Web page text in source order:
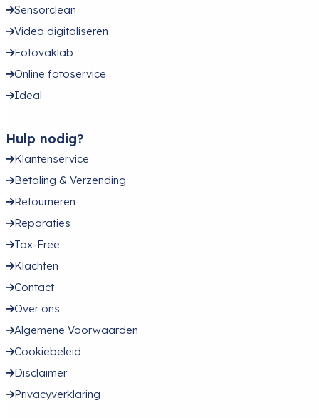
Sensorclean
Video digitaliseren
Fotovaklab
Online fotoservice
Ideal
Hulp nodig?
Klantenservice
Betaling & Verzending
Retourneren
Reparaties
Tax-Free
Klachten
Contact
Over ons
Algemene Voorwaarden
Cookiebeleid
Disclaimer
Privacyverklaring